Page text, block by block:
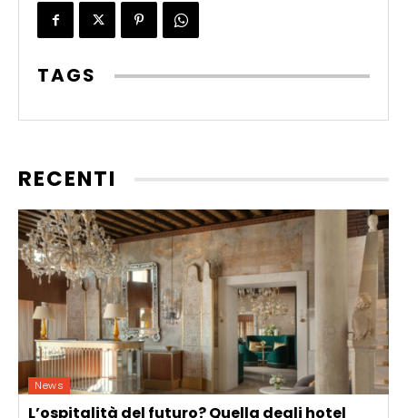
TAGS
RECENTI
News
L’ospitalità del futuro? Quella degli hotel